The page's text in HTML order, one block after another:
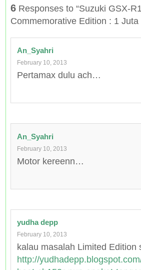
6Responses to “Suzuki GSX-
Commemorative Edition : 1 Juta
An_Syahri
February 10, 2013
Pertamax dulu ach…
An_Syahri
February 10, 2013
Motor kereenn…
yudha depp
February 10, 2013
kalau masalah Limited Edition
http://